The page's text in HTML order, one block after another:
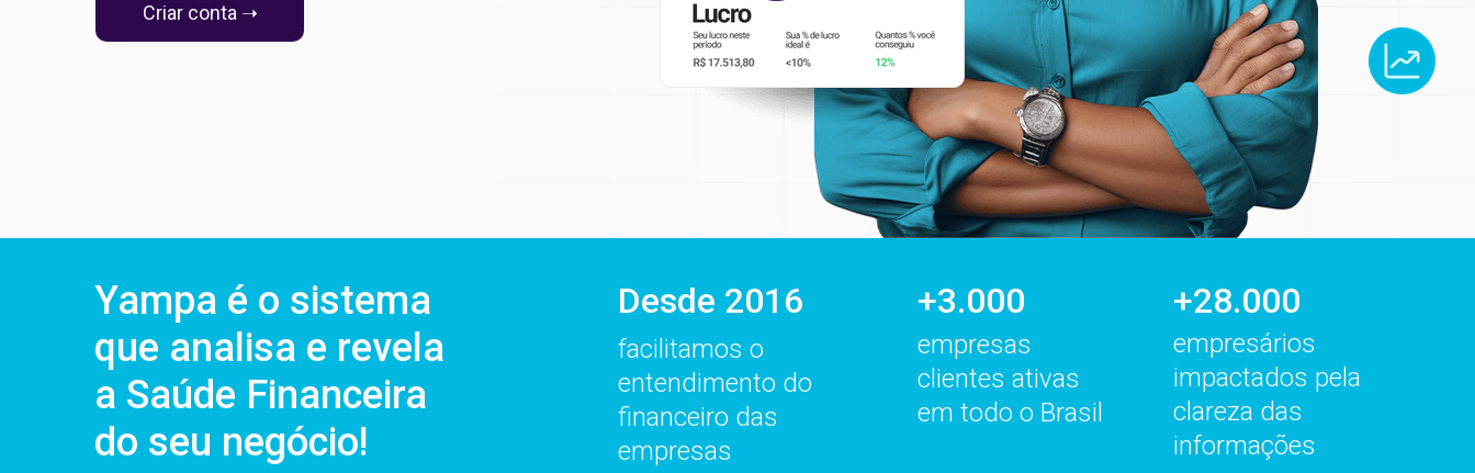
Criar conta ➝
+28.000
empresários
impactados pela
clareza das
informações
facilitamos o
entendimento do
financeiro das
empresas
Desde 2016 +3.000
empresas
clientes ativas
em todo o Brasil
Yampa é o sistema
que analisa e revela
a Saúde Financeira
do seu negócio!